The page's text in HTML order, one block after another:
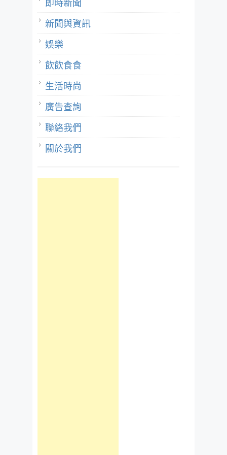
新聞與資訊
娛樂
飲飲食食
生活時尚
廣告查詢
聯絡我們
關於我們